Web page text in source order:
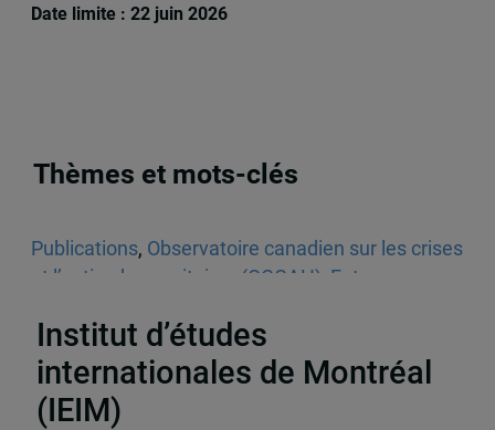
Date limite : 22 juin 2026
Thèmes et mots-clés
Publications, Observatoire canadien sur les crises
et l’action humanitaires (OCCAH) Entrevues
Institut d’études
internationales de Montréal
(IEIM)